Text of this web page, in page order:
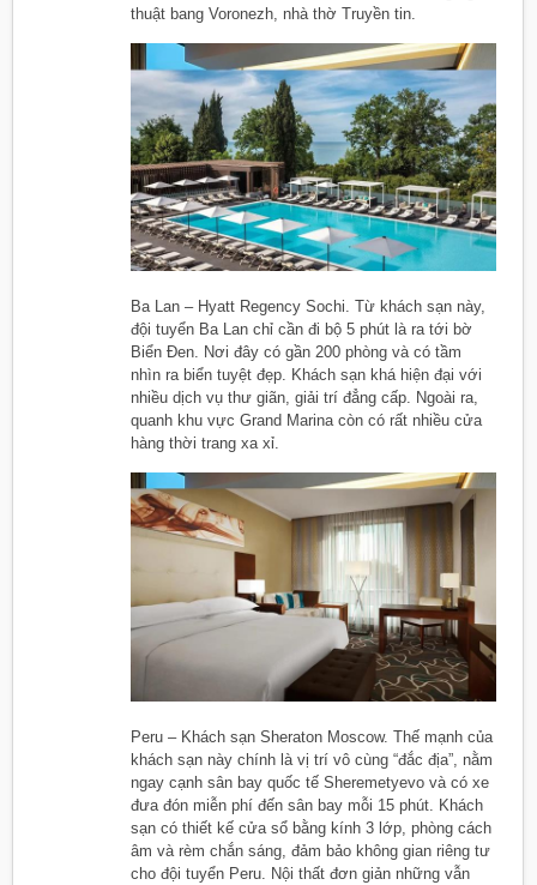
thuật bang Voronezh, nhà thờ Truyền tin.
Ba Lan – Hyatt Regency Sochi. Từ khách sạn này,
đội tuyển Ba Lan chỉ cần đi bộ 5 phút là ra tới bờ
Biển Đen. Nơi đây có gần 200 phòng và có tầm
nhìn ra biển tuyệt đẹp. Khách sạn khá hiện đại với
nhiều dịch vụ thư giãn, giải trí đẳng cấp. Ngoài ra,
quanh khu vực Grand Marina còn có rất nhiều cửa
hàng thời trang xa xỉ.
Peru – Khách sạn Sheraton Moscow. Thế mạnh của
khách sạn này chính là vị trí vô cùng “đắc địa”, nằm
ngay cạnh sân bay quốc tế Sheremetyevo và có xe
đưa đón miễn phí đến sân bay mỗi 15 phút. Khách
sạn có thiết kế cửa sổ bằng kính 3 lớp, phòng cách
âm và rèm chắn sáng, đảm bảo không gian riêng tư
cho đội tuyển Peru. Nội thất đơn giản những vẫn